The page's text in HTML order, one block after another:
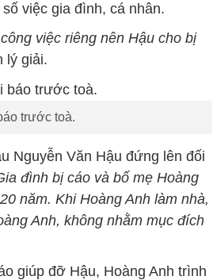
việc gia đình, cá nhân.
việc riêng nên Hậu cho bị
lý giải.
trước toà.
Nguyễn Văn Hậu đứng lên đối
đình bị cáo và bố mẹ Hoàng
năm. Khi Hoàng Anh làm nhà,
Anh, không nhằm mục đích
giúp đỡ Hậu, Hoàng Anh trình